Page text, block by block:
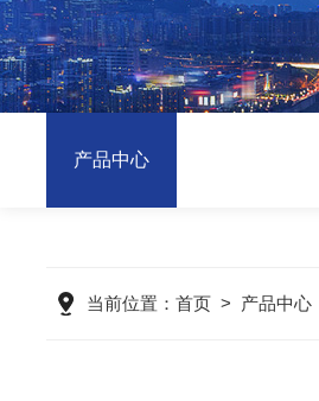
产品中心
当前位置： 首页 > 产品中心